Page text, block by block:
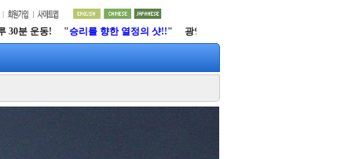
분 운동! " 승리를 향한 열정의 샷!! " 광양시 테니스협회